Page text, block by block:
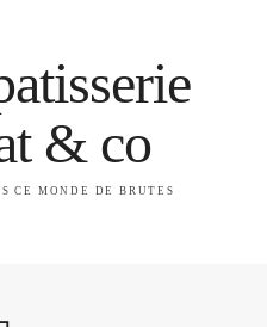
& co
CE MONDE DE BRUTES